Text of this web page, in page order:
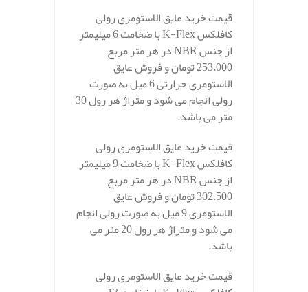
قیمت خرید عایق الاستومری رولی
کافلکس K-Flex با ضخامت 6 میلیمتر
از جنس NBR در هر متر مربع
253.000 تومان و فروش عایق
الاستومری حرارتی 6 میل به صورت
رولی انجام می شود و متراژ هر رول 30
متر می باشد.
قیمت خرید عایق الاستومری رولی
کافلکس K-Flex با ضخامت 9 میلیمتر
از جنس NBR در هر متر مربع
302.500 تومان و فروش عایق
الاستومری 9 میل به صورت رولی انجام
می شود و متراژ هر رول 20 متر می
باشد.
قیمت خرید عایق الاستومری رولی